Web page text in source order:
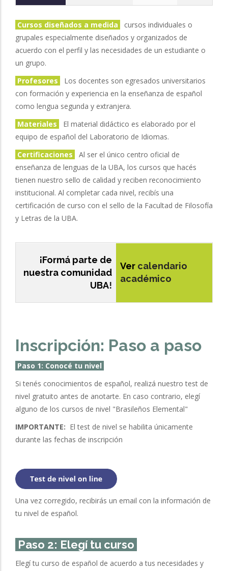
Cursos diseñados a medida
cursos individuales o
grupales especialmente diseñados y organizados de
acuerdo con el perfil y las necesidades de un estudiante o
un grupo.
Profesores
Los docentes son egresados universitarios
con formación y experiencia en la enseñanza de español
como lengua segunda y extranjera.
Materiales
El material didáctico es elaborado por el
equipo de español del Laboratorio de Idiomas.
Certificaciones
Al ser el único centro oficial de
enseñanza de lenguas de la UBA, los cursos que hacés
tienen nuestro sello de calidad y reciben reconocimiento
institucional. Al completar cada nivel, recibís una
certificación de curso con el sello de la Facultad de Filosofía
y Letras de la UBA.
¡Formá parte de
nuestra comunidad
UBA!
Ver calendario
académico
Inscripción: Paso a paso
Paso 1: Conocé tu nivel
Si tenés conocimientos de español, realizá nuestro test de
nivel gratuito antes de anotarte. En caso contrario, elegí
alguno de los cursos de nivel "Brasileños Elemental"
IMPORTANTE: El test de nivel se habilita únicamente
durante las fechas de inscripción
Una vez corregido, recibirás un email con la información de
tu nivel de español.
Paso 2: Elegí tu curso
Elegí tu curso de español de acuerdo a tus necesidades y